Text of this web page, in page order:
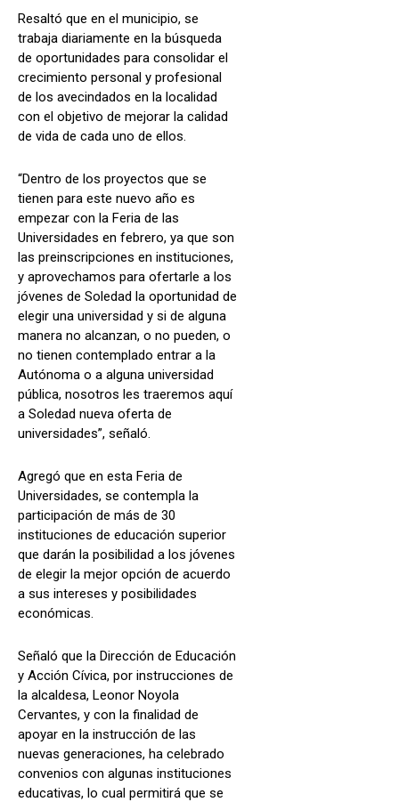
Resaltó que en el municipio, se
trabaja diariamente en la búsqueda
de oportunidades para consolidar el
crecimiento personal y profesional
de los avecindados en la localidad
con el objetivo de mejorar la calidad
de vida de cada uno de ellos.
“Dentro de los proyectos que se
tienen para este nuevo año es
empezar con la Feria de las
Universidades en febrero, ya que son
las preinscripciones en instituciones,
y aprovechamos para ofertarle a los
jóvenes de Soledad la oportunidad de
elegir una universidad y si de alguna
manera no alcanzan, o no pueden, o
no tienen contemplado entrar a la
Autónoma o a alguna universidad
pública, nosotros les traeremos aquí
a Soledad nueva oferta de
universidades”, señaló.
Agregó que en esta Feria de
Universidades, se contempla la
participación de más de 30
instituciones de educación superior
que darán la posibilidad a los jóvenes
de elegir la mejor opción de acuerdo
a sus intereses y posibilidades
económicas.
Señaló que la Dirección de Educación
y Acción Cívica, por instrucciones de
la alcaldesa, Leonor Noyola
Cervantes, y con la finalidad de
apoyar en la instrucción de las
nuevas generaciones, ha celebrado
convenios con algunas instituciones
educativas, lo cual permitirá que se